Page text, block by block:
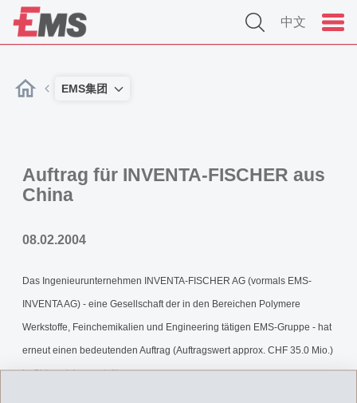
中文
EMS集团
Auftrag für INVENTA-FISCHER aus
China
08.02.2004
Das Ingenieurunternehmen INVENTA-FISCHER AG (vormals EMS-
INVENTA AG) - eine Gesellschaft der in den Bereichen Polymere
Werkstoffe, Feinchemikalien und Engineering tätigen EMS-Gruppe - hat
erneut einen bedeutenden Auftrag (Auftragswert approx. CHF 35.0 Mio.)
in China sichergestellt.